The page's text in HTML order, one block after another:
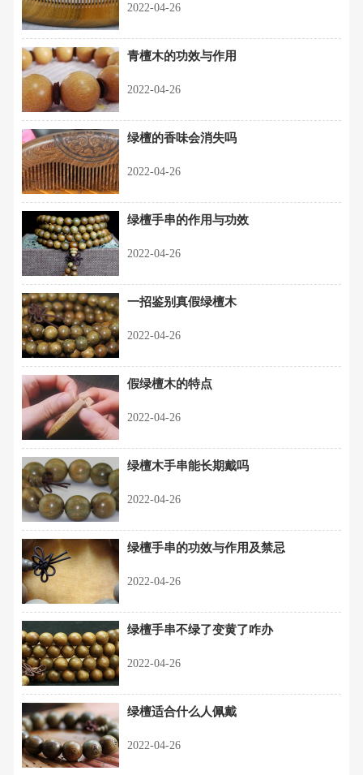
2022-04-26
青檀木的功效与作用
2022-04-26
绿檀的香味会消失吗
2022-04-26
绿檀手串的作用与功效
2022-04-26
一招鉴别真假绿檀木
2022-04-26
假绿檀木的特点
2022-04-26
绿檀木手串能长期戴吗
2022-04-26
绿檀手串的功效与作用及禁忌
2022-04-26
绿檀手串不绿了变黄了咋办
2022-04-26
绿檀适合什么人佩戴
2022-04-26